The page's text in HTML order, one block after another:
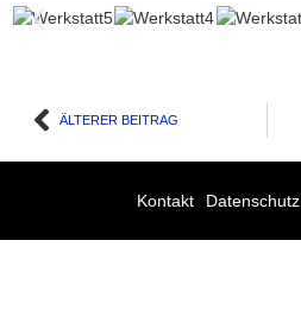
ÄLTERER BEITRAG
Kontakt Datenschutz